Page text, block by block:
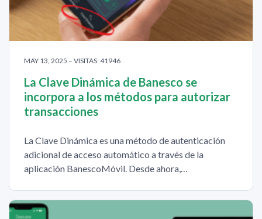
MAY 13, 2025 – VISITAS: 41946
La Clave Dinámica de Banesco se
incorpora a los métodos para autorizar
transacciones
La Clave Dinámica es una método de autenticación
adicional de acceso automático a través de la
aplicación BanescoMóvil. Desde ahora,…